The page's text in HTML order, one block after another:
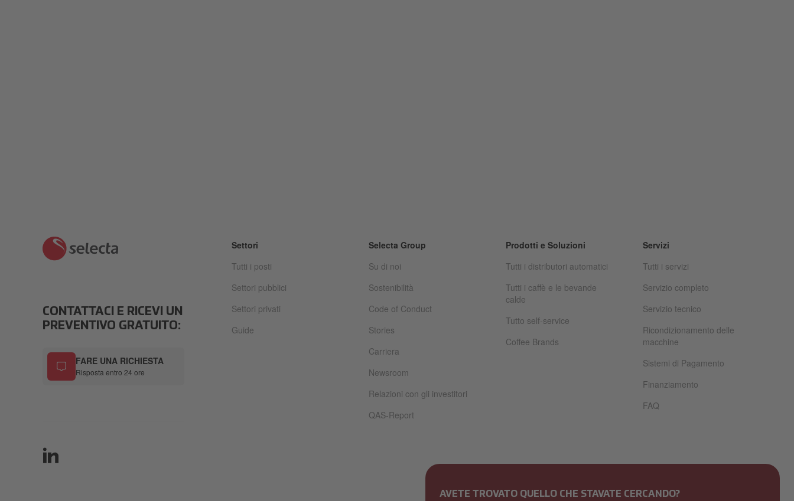
CONTATTACI E RICEVI UN
PREVENTIVO GRATUITO:
FARE UNA RICHIESTA
Risposta entro 24 ore
Settori
Tutti i posti
Settori pubblici
Settori privati
Guide
Selecta Group
Su di noi
Sostenibilità
Code of Conduct
Stories
Carriera
Newsroom
Relazioni con gli investitori
QAS-Report
Prodotti e Soluzioni
Tutti i distributori automatici
Tutti i caffè e le bevande
calde
Tutto self-service
Coffee Brands
Servizi
Tutti i servizi
Servizio completo
Servizio tecnico
Ricondizionamento delle
macchine
Sistemi di Pagamento
Finanziamento
FAQ
AVETE TROVATO QUELLO CHE STAVATE CERCANDO?